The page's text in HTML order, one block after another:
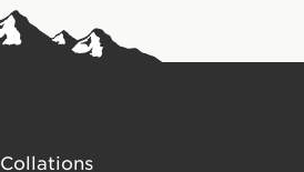
Collations